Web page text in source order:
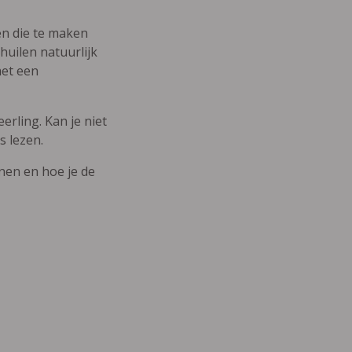
die te maken
natuurlijk
een
Kan je niet
lezen.
en hoe je de